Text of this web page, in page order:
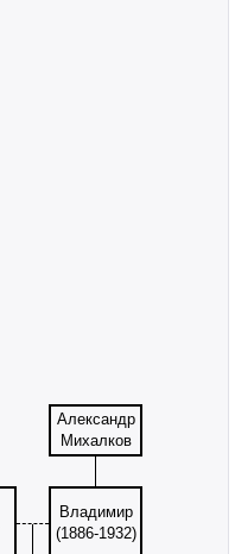
Александр
Михалков
Владимир
(1886-1932)